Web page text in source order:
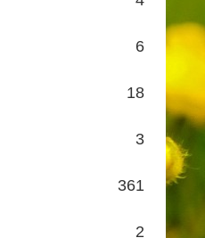
6
18
3
361
2